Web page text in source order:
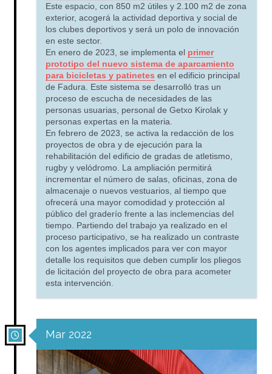
Este espacio, con 850 m2 útiles y 2.100 m2 de zona
exterior, acogerá la actividad deportiva y social de
los clubes deportivos y será un polo de innovación
en este sector.
En enero de 2023, se implementa el primer
prototipo del nuevo sistema de aparcamiento
para bicicletas y patinetes en el edificio principal
de Fadura. Este sistema se desarrolló tras un
proceso de escucha de necesidades de las
personas usuarias, personal de Getxo Kirolak y
personas expertas en la materia.
En febrero de 2023, se activa la redacción de los
proyectos de obra y de ejecución para la
rehabilitación del edificio de gradas de atletismo,
rugby y velódromo. La ampliación permitirá
incrementar el número de salas, oficinas, zona de
almacenaje o nuevos vestuarios, al tiempo que
ofrecerá una mayor comodidad y protección al
público del graderío frente a las inclemencias del
tiempo. Partiendo del trabajo ya realizado en el
proceso participativo, se ha realizado un contraste
con los agentes implicados para ver con mayor
detalle los requisitos que deben cumplir los pliegos
de licitación del proyecto de obra para acometer
esta intervención.
Mar 2022